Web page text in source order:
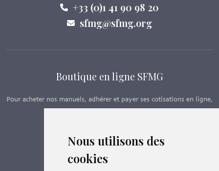
Nous utilisons des
cookies
+33 (0)1 41 90 98 20
sfmg@sfmg.org
Boutique en ligne SFMG
Pour acheter nos manuels, adhérer et payer ses cotisations en ligne,
Boutique en ligne
Formations SFMG